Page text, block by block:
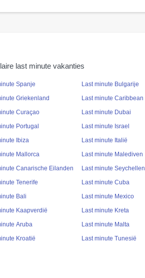
last minute vakanties
Spanje
Griekenland
Curaçao
Portugal
Ibiza
Mallorca
Canarische Eilanden
Tenerife
Bali
Kaapverdië
Aruba
Kroatië
Last minute Bulgarije
Last minute Caribbean
Last minute Dubai
Last minute Israel
Last minute Italië
Last minute Malediven
Last minute Seychellen
Last minute Cuba
Last minute Mexico
Last minute Kreta
Last minute Malta
Last minute Tunesië